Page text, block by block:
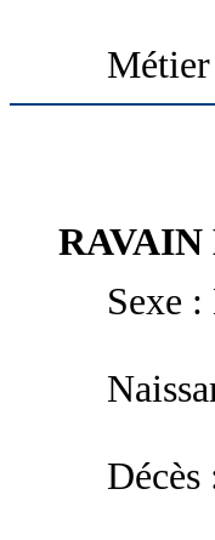
Métier
RAVAIN
Sexe
Décès